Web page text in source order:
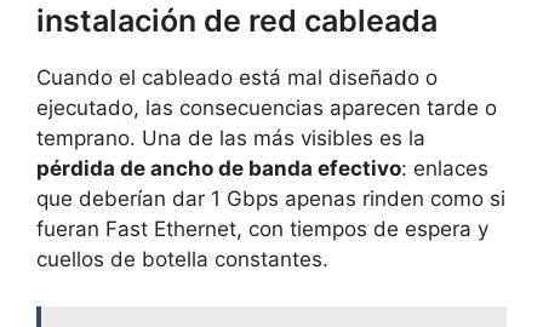
instalación de red cableada
Cuando el cableado está mal diseñado o
ejecutado, las consecuencias aparecen tarde o
temprano. Una de las más visibles es la
pérdida de ancho de banda efectivo: enlaces
que deberían dar 1 Gbps apenas rinden como si
fueran Fast Ethernet, con tiempos de espera y
cuellos de botella constantes.